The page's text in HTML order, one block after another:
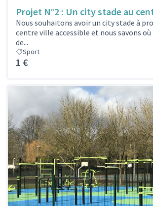
Projet N°2 : Un city stade au
Nous souhaitons avoir un city stade à
centre ville accessible et nous savons
de...
Sport
1 €